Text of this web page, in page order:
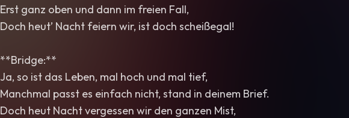
Erst ganz oben und dann im freien Fall,
Doch heut’ Nacht feiern wir, ist doch scheißegal!
**Bridge:**
Ja, so ist das Leben, mal hoch und mal tief,
Manchmal passt es einfach nicht, stand in deinem Brief.
Doch heut Nacht vergessen wir den ganzen Mist,